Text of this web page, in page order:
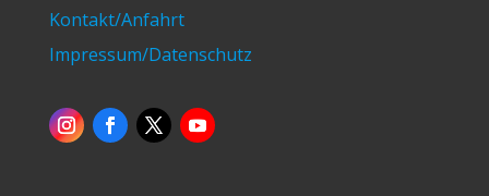
Kontakt/Anfahrt
Impressum/Datenschutz